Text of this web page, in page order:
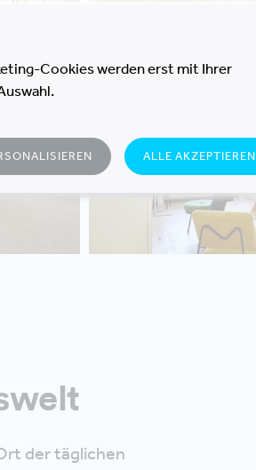
der täglichen
Cookies werden erst mit Ihrer
ALLE AKZEPTIEREN